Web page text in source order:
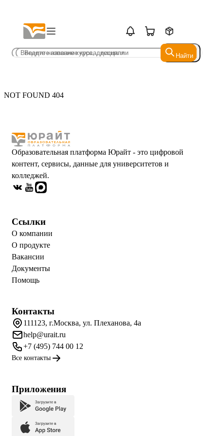
Найти
Найти
NOT FOUND 404
Образовательная платформа Юрайт - это цифровой
контент, сервисы, данные для университетов и
колледжей.
Ссылки
О компании
О продукте
Вакансии
Документы
Помощь
Контакты
111123, г.Москва, ул. Плеханова, 4а
help@urait.ru
+7 (495) 744 00 12
Все контакты
Приложения